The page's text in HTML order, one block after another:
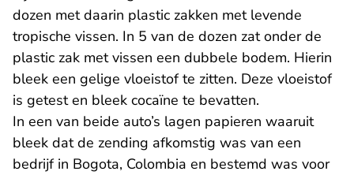
dozen met daarin plastic zakken met levende
tropische vissen. In 5 van de dozen zat onder de
plastic zak met vissen een dubbele bodem. Hierin
bleek een gelige vloeistof te zitten. Deze vloeistof
is getest en bleek cocaïne te bevatten.
In een van beide auto’s lagen papieren waaruit
bleek dat de zending afkomstig was van een
bedrijf in Bogota, Colombia en bestemd was voor